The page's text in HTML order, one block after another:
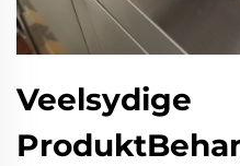
Veelsydige